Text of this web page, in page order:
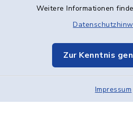
Weitere Informationen
Zur Kenntnis
Impressum
Elektronische
Sitemap